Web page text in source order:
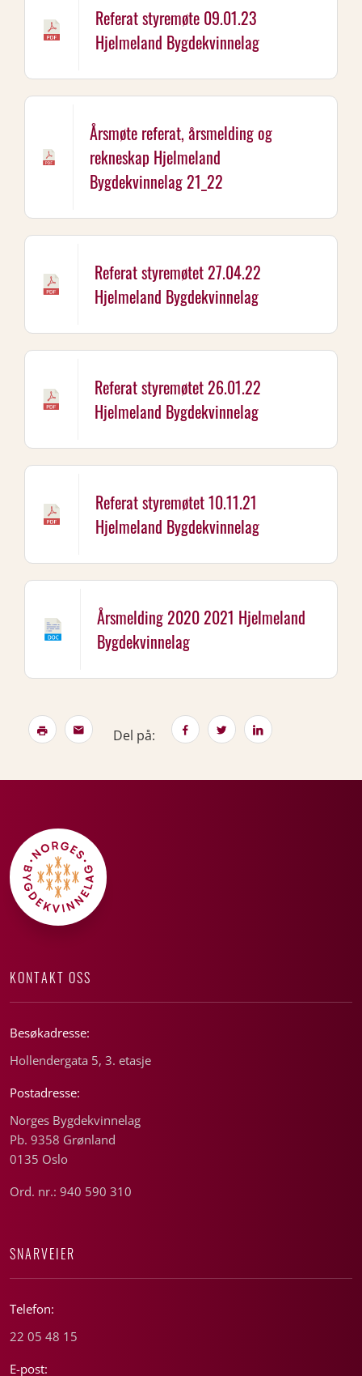
Referat styremøte 09.01.23
Hjelmeland Bygdekvinnelag
Årsmøte referat, årsmelding og
rekneskap Hjelmeland
Bygdekvinnelag 21_22
Referat styremøtet 27.04.22
Hjelmeland Bygdekvinnelag
Referat styremøtet 26.01.22
Hjelmeland Bygdekvinnelag
Referat styremøtet 10.11.21
Hjelmeland Bygdekvinnelag
Årsmelding 2020 2021 Hjelmeland
Bygdekvinnelag
Del på:
KONTAKT OSS
Besøkadresse:
Hollendergata 5, 3. etasje
Postadresse:
Norges Bygdekvinnelag
Pb. 9358 Grønland
0135 Oslo
Ord. nr.: 940 590 310
SNARVEIER
Telefon:
22 05 48 15
E-post: